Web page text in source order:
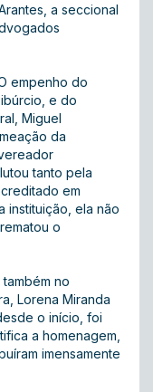
a seccional
empenho do
e do
Miguel
da
tanto pela
em
instituição, ela não
o
no
Lorena Miranda
o início, foi
a homenagem,
imensamente